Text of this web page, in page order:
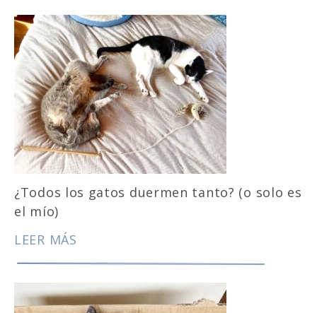
¿Todos los gatos duermen tanto? (o solo es
el mío)
LEER MÁS